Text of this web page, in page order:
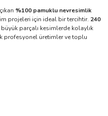
%100 pamuklu nevresimlik
projeleri için ideal bir tercihtir. 240
parçalı kesimlerde kolaylık
profesyonel üretimler ve toplu